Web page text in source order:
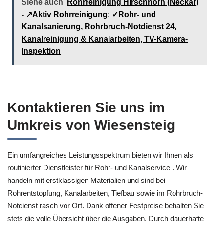
Siehe auch
Rohrreinigung Hirschhorn (Neckar)
- ↗️Aktiv Rohrreinigung: ✓Rohr- und
Kanalsanierung, Rohrbruch-Notdienst 24,
Kanalreinigung & Kanalarbeiten, TV-Kamera-
Inspektion
Kontaktieren Sie uns im
Umkreis von Wiesensteig
Ein umfangreiches Leistungsspektrum bieten wir Ihnen als
routinierter Dienstleister für Rohr- und Kanalservice . Wir
handeln mit erstklassigen Materialien und sind bei
Rohrentstopfung, Kanalarbeiten, Tiefbau sowie im Rohrbruch-
Notdienst rasch vor Ort. Dank offener Festpreise behalten Sie
stets die volle Übersicht über die Ausgaben. Durch dauerhafte